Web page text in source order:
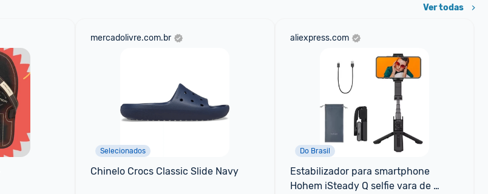
Ver todas
mercadolivre.com.br
Selecionados
Chinelo Crocs Classic Slide Navy
aliexpress.com
Do Brasil
Estabilizador para smartphone
Hohem iSteady Q selfie vara de